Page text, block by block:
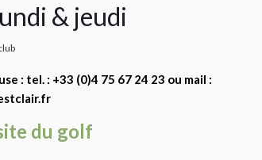
& jeudi
: tel. : +33 (0)4 75 67 24 23 ou mail :
du golf